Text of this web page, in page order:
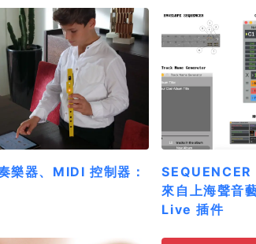
樂器、MIDI 控制器：
SEQUENCER
來自上海聲音
Live 插件